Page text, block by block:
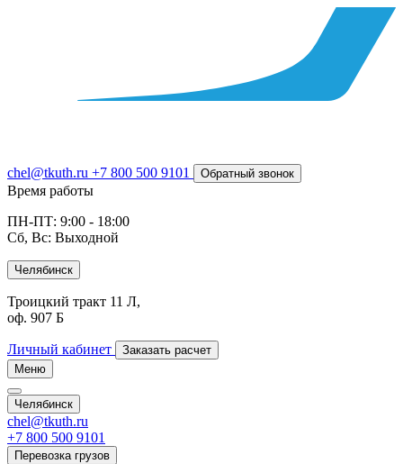
chel@tkuth.ru +7 800 500 9101 Обратный звонок
Время работы
ПН-ПТ: 9:00 - 18:00
Сб, Вс: Выходной
Челябинск
Троицкий тракт 11 Л,
оф. 907 Б
Личный кабинет
Заказать расчет
Меню
Челябинск
chel@tkuth.ru
+7 800 500 9101
Перевозка грузов